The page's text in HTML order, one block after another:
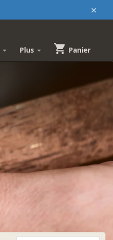
×
Plus Panier